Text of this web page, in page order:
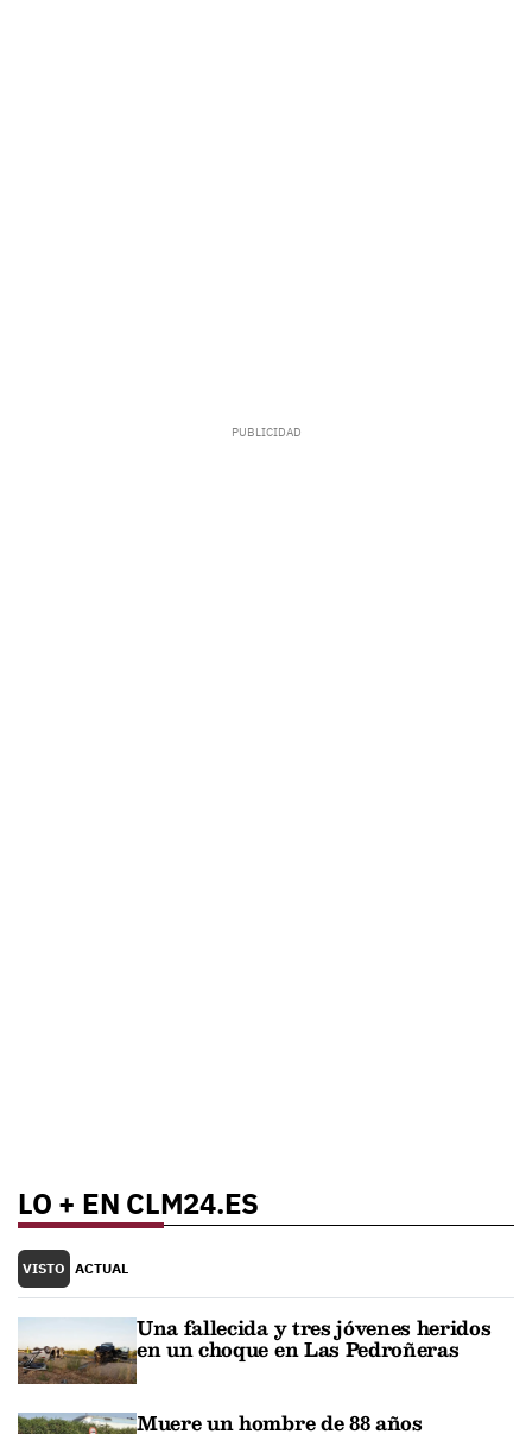
LO + EN CLM24.ES
VISTO ACTUAL
Una fallecida y tres jóvenes heridos
en un choque en Las Pedroñeras
Muere un hombre de 88 años